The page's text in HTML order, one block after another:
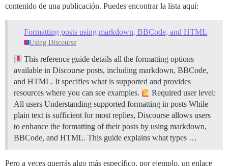
contenido de una publicación. Puedes encontrar la lista aquí:
Formatting posts using markdown, BBCode, and HTML
Using Discourse
This reference guide details all the formatting options
available in Discourse posts, including markdown, BBCode,
and HTML. It specifies what is supported and provides
resources where you can see examples.
Required user level:
All users Understanding supported formatting in posts While
plain text is sufficient for most replies, Discourse allows users
to enhance the formatting of their posts by using markdown,
BBCode, and HTML. This guide explains what types …
Pero a veces querrás algo más específico, por ejemplo, un enlace